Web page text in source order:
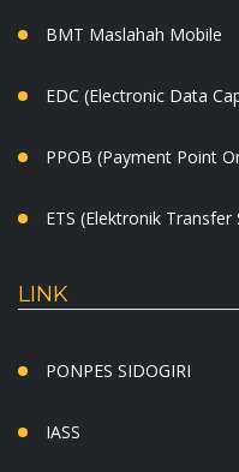
BMT Maslahah Mobile
EDC (Electronic Data
PPOB (Payment Point
ETS (Elektronik Transfer
LINK
PONPES SIDOGIRI
IASS